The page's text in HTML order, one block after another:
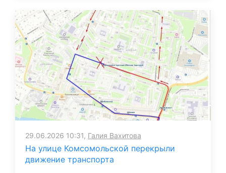
29.06.2026 10:31, Галия Вахитова
На улице Комсомольской перекрыли
движение транспорта